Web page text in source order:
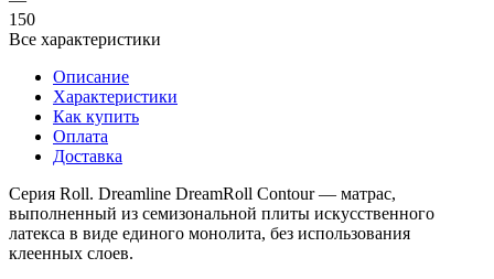
150
Все характеристики
Описание
Характеристики
Как купить
Оплата
Доставка
Серия Roll. Dreamline DreamRoll Contour — матрас,
выполненный из семизональной плиты искусственного
латекса в виде единого монолита, без использования
клеенных слоев.